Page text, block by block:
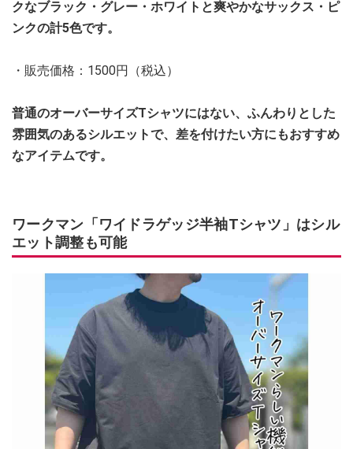
クなブラック・グレー・ホワイトと爽やかなサックス・ピ
ンクの計5色です。
・販売価格：1500円（税込）
普通のオーバーサイズTシャツにはない、ふんわりとした
雰囲気のあるシルエットで、差を付けたい方にもおすすめ
なアイテムです。
ワークマン「ワイドラゲッジ半袖Tシャツ」はシル
エット調整も可能